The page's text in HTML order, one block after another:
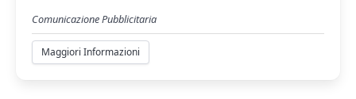
Comunicazione Pubblicitaria
Maggiori Informazioni